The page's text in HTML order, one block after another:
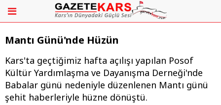
Mantı Günü'nde Hüzün
Kars'ta geçtiğimiz hafta açılışı yapılan Posof
Kültür Yardımlaşma ve Dayanışma Derneği'nde
Babalar günü nedeniyle düzenlenen Mantı günü
şehit haberleriyle hüzne dönüştü.